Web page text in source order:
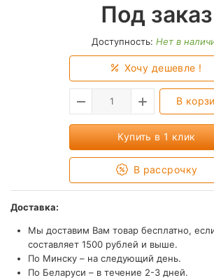
Под заказ
Доступность: Нет в
Хочу дешевле !
В
Купить в 1 клик
В рассрочку
Доставка:
Мы доставим Вам товар бесплатно,
составляет 1500 рублей и выше.
По Минску – на следующий день.
По Беларуси – в течение 2-3 дней.